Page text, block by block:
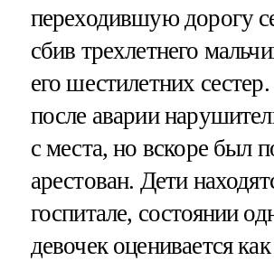
переходившую дорогу
сбив трехлетнего
его шестилетних
после аварии
с места, но вскоре был
арестован. Дети
госпитале, состоянии
девочек оценивается как